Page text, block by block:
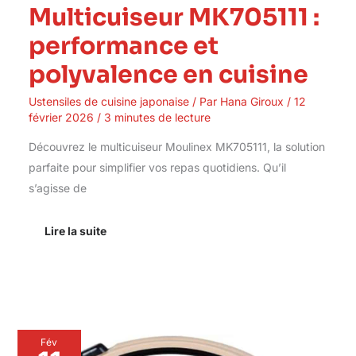
Multicuiseur MK705111 :
performance et
polyvalence en cuisine
Ustensiles de cuisine japonaise/ Par Hana Giroux / 12
février 2026 / 3 minutes de lecture
Découvrez le multicuiseur Moulinex MK705111, la solution
parfaite pour simplifier vos repas quotidiens. Qu’il
s’agisse de
Lire la suite
Fév
Test
du